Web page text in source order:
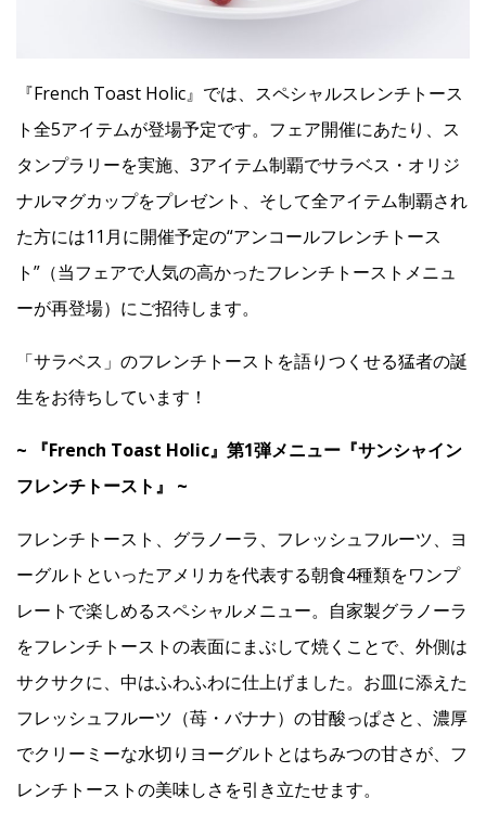
『French Toast Holic』では、スペシャルスレンチトース
ト全5アイテムが登場予定です。フェア開催にあたり、ス
タンプラリーを実施、3アイテム制覇でサラベス・オリジ
ナルマグカップをプレゼント、そして全アイテム制覇され
た方には11月に開催予定の“アンコールフレンチトース
ト”（当フェアで人気の高かったフレンチトーストメニュ
ーが再登場）にご招待します。
「サラベス」のフレンチトーストを語りつくせる猛者の誕
生をお待ちしています！
~ 『French Toast Holic』第1弾メニュー『サンシャイン
フレンチトースト』 ~
フレンチトースト、グラノーラ、フレッシュフルーツ、ヨ
ーグルトといったアメリカを代表する朝食4種類をワンプ
レートで楽しめるスペシャルメニュー。自家製グラノーラ
をフレンチトーストの表面にまぶして焼くことで、外側は
サクサクに、中はふわふわに仕上げました。お皿に添えた
フレッシュフルーツ（苺・バナナ）の甘酸っぱさと、濃厚
でクリーミーな水切りヨーグルトとはちみつの甘さが、フ
レンチトーストの美味しさを引き立たせます。